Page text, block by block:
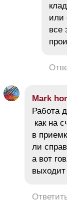
или
все
Mark
Работа
как на
в
ли
а вот
выходит